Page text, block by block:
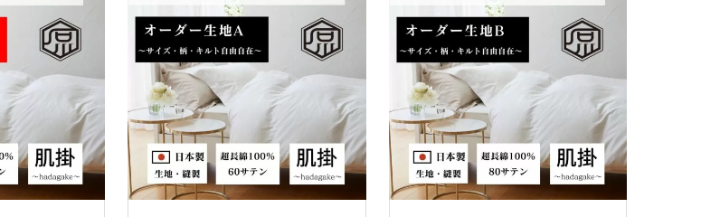
。
。
–
¥106,700